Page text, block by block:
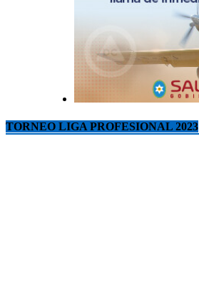
TORNEO LIGA PROFESIONAL 2023